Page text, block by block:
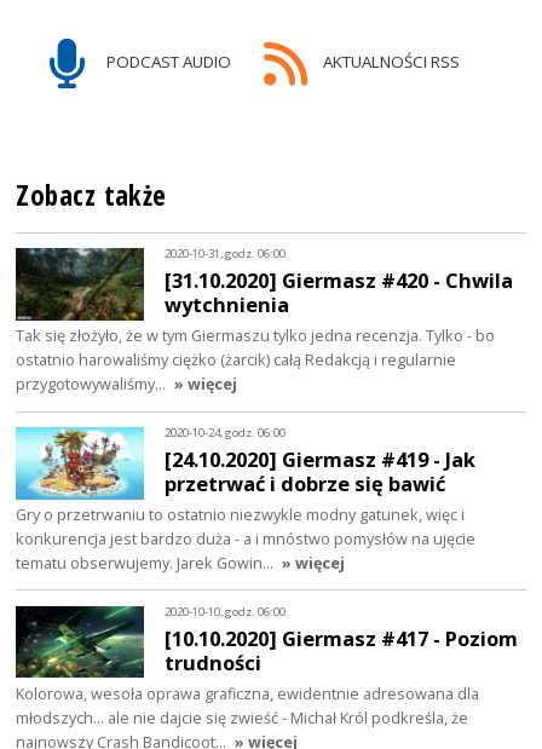
PODCAST AUDIO AKTUALNOŚCI RSS
Zobacz także
2020-10-31, godz. 06:00
[31.10.2020] Giermasz #420 - Chwila
wytchnienia
Tak się złożyło, że w tym Giermaszu tylko jedna recenzja. Tylko - bo
ostatnio harowaliśmy ciężko (żarcik) całą Redakcją i regularnie
przygotowywaliśmy… » więcej
2020-10-24, godz. 06:00
[24.10.2020] Giermasz #419 - Jak
przetrwać i dobrze się bawić
Gry o przetrwaniu to ostatnio niezwykle modny gatunek, więc i
konkurencja jest bardzo duża - a i mnóstwo pomysłów na ujęcie
tematu obserwujemy. Jarek Gowin… » więcej
2020-10-10, godz. 06:00
[10.10.2020] Giermasz #417 - Poziom
trudności
Kolorowa, wesoła oprawa graficzna, ewidentnie adresowana dla
młodszych... ale nie dajcie się zwieść - Michał Król podkreśla, że
najnowszy Crash Bandicoot… » więcej